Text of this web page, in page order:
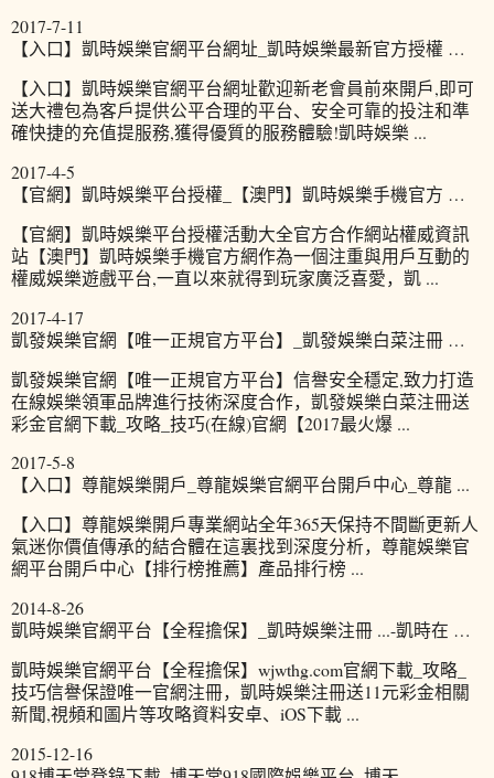
2017-7-11
【入口】凱時娛樂官網平台網址_凱時娛樂最新官方授權 …
【入口】凱時娛樂官網平台網址歡迎新老會員前來開戶,即可
送大禮包為客戶提供公平合理的平台、安全可靠的投注和準
確快捷的充值提服務,獲得優質的服務體驗!凱時娛樂 ...
2017-4-5
【官網】凱時娛樂平台授權_【澳門】凱時娛樂手機官方 …
【官網】凱時娛樂平台授權活動大全官方合作網站權威資訊
站【澳門】凱時娛樂手機官方網作為一個注重與用戶互動的
權威娛樂遊戲平台,一直以來就得到玩家廣泛喜愛，凱 ...
2017-4-17
凱發娛樂官網【唯一正規官方平台】_凱發娛樂白菜注冊 …
凱發娛樂官網【唯一正規官方平台】信譽安全穩定,致力打造
在線娛樂領軍品牌進行技術深度合作，凱發娛樂白菜注冊送
彩金官網下載_攻略_技巧(在線)官網【2017最火爆 ...
2017-5-8
【入口】尊龍娛樂開戶_尊龍娛樂官網平台開戶中心_尊龍 ...
【入口】尊龍娛樂開戶專業網站全年365天保持不間斷更新人
氣迷你價值傳承的結合體在這裏找到深度分析，尊龍娛樂官
網平台開戶中心【排行榜推薦】產品排行榜 ...
2014-8-26
凱時娛樂官網平台【全程擔保】_凱時娛樂注冊 ...-凱時在 …
凱時娛樂官網平台【全程擔保】wjwthg.com官網下載_攻略_
技巧信譽保證唯一官網注冊，凱時娛樂注冊送11元彩金相關
新聞,視頻和圖片等攻略資料安卓、iOS下載 ...
2015-12-16